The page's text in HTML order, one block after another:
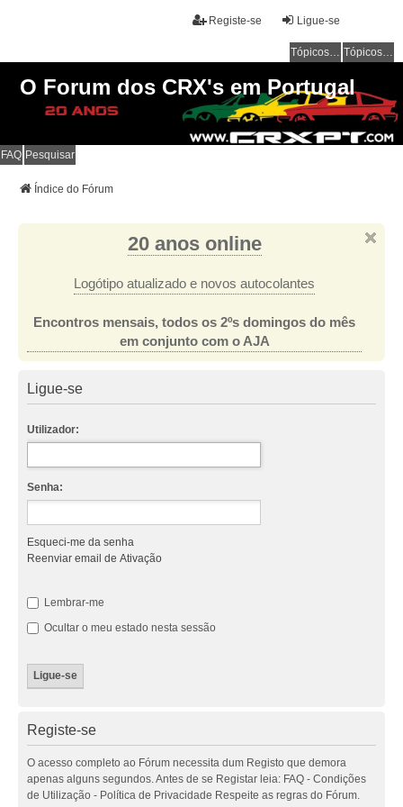
Ligue-se
Registe-se
Tópicos sem resposta Tópicos ativos
O Forum dos CRX's em Portugal
FAQ Pesquisar
Índice do Fórum
20 anos online
Logótipo atualizado e novos autocolantes
Encontros mensais, todos os 2ºs domingos do mês
em conjunto com o AJA
Ligue-se
Utilizador:
Senha:
Esqueci-me da senha
Reenviar email de Ativação
Lembrar-me
Ocultar o meu estado nesta sessão
Registe-se
O acesso completo ao Fórum necessita dum Registo que demora
apenas alguns segundos. Antes de se Registar leia: FAQ - Condições
de Utilização - Política de Privacidade Respeite as regras do Fórum.